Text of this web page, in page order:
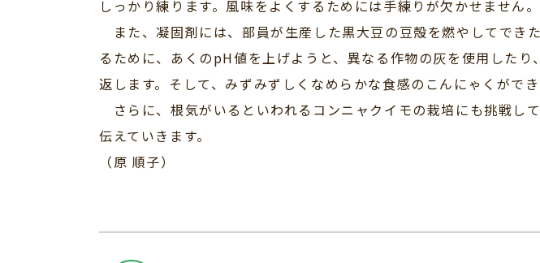
しっかり練ります。風味をよくするためには手練りが欠かせません。
また、凝固剤には、部員が生産した黒大豆の豆殻を燃やしてでき
るために、あくのpH値を上げようと、異なる作物の灰を使用した
返します。そして、みずみずしくなめらかな食感のこんにゃくがで
さらに、根気がいるといわれるコンニャクイモの栽培にも挑戦し
伝えていきます。
（原 順子）